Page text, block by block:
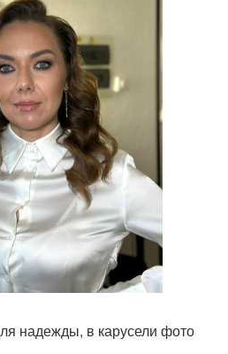
надежды, в карусели фото